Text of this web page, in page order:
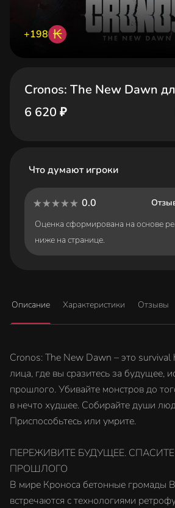
+198 ₭
Cronos: The New Dawn
6 620 ₽
Что думают игроки
0.0
Оценка сформирована на основе
ниже на странице.
Описание Характеристики Отзывы
Cronos: The New Dawn – это survival
лица, где вы сразитесь за будущее,
прошлого. Убивайте монстров до
в нечто худшее. Собирайте души
Приспособьтесь или умрите.
ПЕРЕЖИВИТЕ БУДУЩЕЕ.
ПРОШЛОГО
В мире Кроноса бетонные громады
встречаются с технологиями